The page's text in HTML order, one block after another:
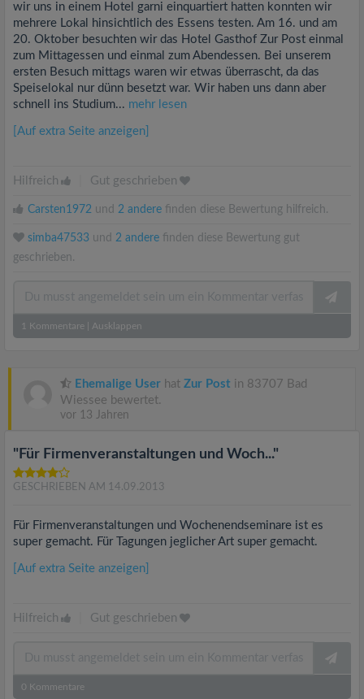
wir uns in einem Hotel garni einquartiert hatten konnten wir
mehrere Lokal hinsichtlich des Essens testen. Am 16. und am
20. Oktober besuchten wir das Hotel Gasthof Zur Post einmal
zum Mittagessen und einmal zum Abendessen. Bei unserem
ersten Besuch mittags waren wir etwas überrascht, da das
Speiselokal nur dünn besetzt war. Wir haben uns dann aber
schnell ins Studium... mehr lesen
[Auf extra Seite anzeigen]
Hilfreich Gut geschrieben
Carsten1972 und 2 andere finden diese Bewertung hilfreich.
simba47533 und 2 andere finden diese Bewertung gut
geschrieben.
1 Kommentare Ausklappen
Ehemalige User hat Zur Post in 83707 Bad
Wiessee bewertet.
vor 13 Jahren
"Für Firmenveranstaltungen und Woch..."
GESCHRIEBEN AM 14.09.2013
Für Firmenveranstaltungen und Wochenendseminare ist es
super gemacht. Für Tagungen jeglicher Art super gemacht.
[Auf extra Seite anzeigen]
Hilfreich Gut geschrieben
0 Kommentare